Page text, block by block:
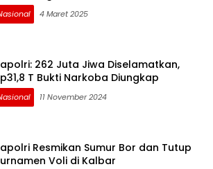
4 Maret 2025
262 Juta Jiwa Diselamatkan,
T Bukti Narkoba Diungkap
11 November 2024
Resmikan Sumur Bor dan Tutup
Voli di Kalbar